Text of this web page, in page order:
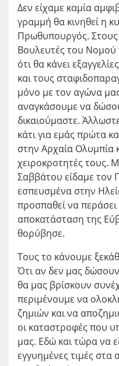
Δεν είχαμε καμία
γραμμή θα κινηθεί η
Πρωθυπουργός.
Βουλευτές του Νομού
ότι θα κάνει
και τους
μόνο με τον αγώνα
αναγκάσουμε να
δικαιούμαστε.
κάτι για εμάς πρώτα
στην Αρχαία Ολυμπία
χειροκροτητές τους.
Σαββάτου είδαμε τον
εσπευσμένα στην
προσπαθεί να
αποκατάσταση της
θορύβησε.
Τους το κάνουμε
Ότι αν δεν μας
θα μας βρίσκουν
περιμένουμε να
ζημιών και να
οι καταστροφές που
μας. Εδώ και τώρα να
εγγυημένες τιμές στα